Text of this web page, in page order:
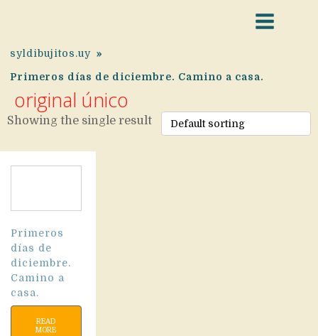
syldibujitos.uy »
Primeros días de diciembre. Camino a casa.
original único
Showing the single result
Primeros
días de
diciembre.
Camino a
casa.
READ
MORE